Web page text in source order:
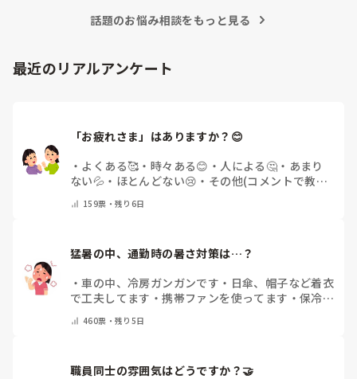
話題のお悩み相談をもっと見る
最近のリアルアンケート
「お疲れさま」はありますか？😊
・ よくある🥰 ・ 時々ある😊 ・ 人による🤔 ・ あまり
ない💦 ・ ほとんどない😢 ・ その他(コメントで教え
159票・残り6日
猛暑の中、通勤時の暑さ対策は…？
・車の中、冷房ガンガンです ・ 日傘、帽子など着衣
で工夫してます ・携帯ファンを使ってます ・ 保冷剤
ん ・その他（コメントで教えて下さい）
460票・残り5日
職員同士の雰囲気はどうですか？🤝